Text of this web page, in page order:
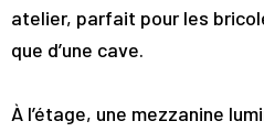
atelier, parfait pour les
que d’une cave.
À l’étage, une mezzanine